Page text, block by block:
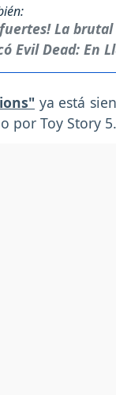
La brutal
Evil Dead: En
ya está
por Toy Story 5.